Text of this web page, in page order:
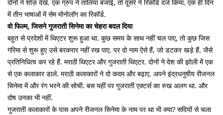
दोनों ने शोज़ देखे. एक ग्रुप ने तालियां बजाई, तो दूसरे ने रिकॉर्ड दर्ज किया. एक ही दिन
में तीन भाषाओं में सेम मोनोलॉग का रिकॉर्ड.
वो फिल्म, जिसने गुजराती सिनेमा का चेहरा बदल दिया
बहुत से प्रदेशों में थिएटर शुरू हुआ था. कुछ समय के साथ नहीं चल पाए, तो कुछ जिस
गरिमा से शुरू हुए उसे बरकरार नहीं रख पाए. पर दो नाम ऐसे हैं, जो डटकर खड़े हैं. जैसे
प्रतिनिधित्व कर रहे हैं. मराठी थिएटर और गुजराती थिएटर. दोनों ने देश की झोली में एक
से एक कलाकार डाले. मराठी कलाकारों ने दो कदम और बढ़ाए. अपने इंद्रधनुषीय रीजनल
सिनेमा में और रंग भरने की सोची. बस यहीं पर गुजराती एक्टर्स का रुख अलग था. और
दोष उनका भी नहीं.
गुजराती कलाकारों के पास अपने रीजनल सिनेमा के नाम पर था भी क्या? सदियों से चला